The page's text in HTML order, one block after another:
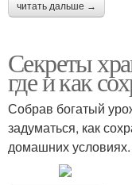
читать дальше →
Секреты
где и как
Собрав богатый
задуматься, как
домашних условиях.